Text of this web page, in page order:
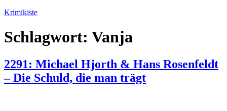
Zum
springen
Krimikiste
Schlagwort: Vanja
2291: Michael Hjorth & Hans Rosenfeldt
– Die Schuld, die man trägt